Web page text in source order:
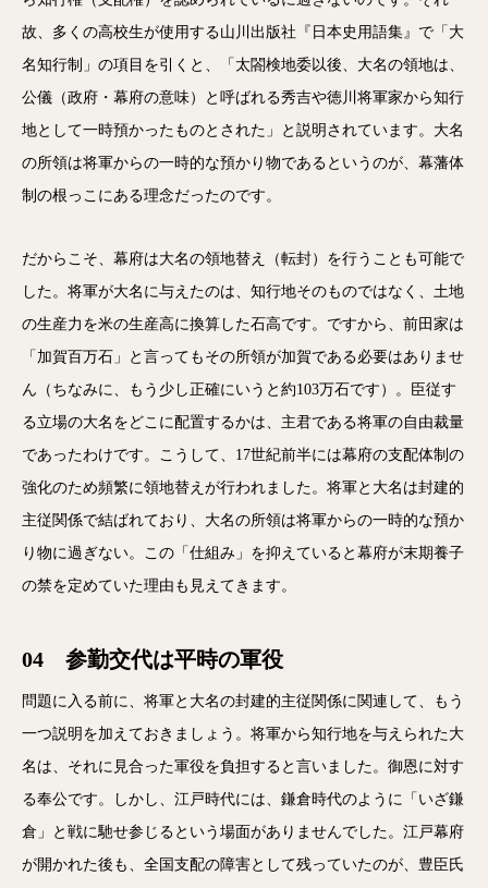
故、多くの高校生が使用する山川出版社『日本史用語集』で「大
名知行制」の項目を引くと、「太閤検地委以後、大名の領地は、
公儀（政府・幕府の意味）と呼ばれる秀吉や徳川将軍家から知行
地として一時預かったものとされた」と説明されています。大名
の所領は将軍からの一時的な預かり物であるというのが、幕藩体
制の根っこにある理念だったのです。
だからこそ、幕府は大名の領地替え（転封）を行うことも可能で
した。将軍が大名に与えたのは、知行地そのものではなく、土地
の生産力を米の生産高に換算した石高です。ですから、前田家は
「加賀百万石」と言ってもその所領が加賀である必要はありませ
ん（ちなみに、もう少し正確にいうと約103万石です）。臣従す
る立場の大名をどこに配置するかは、主君である将軍の自由裁量
であったわけです。こうして、17世紀前半には幕府の支配体制の
強化のため頻繁に領地替えが行われました。将軍と大名は封建的
主従関係で結ばれており、大名の所領は将軍からの一時的な預か
り物に過ぎない。この「仕組み」を抑えていると幕府が末期養子
の禁を定めていた理由も見えてきます。
04 参勤交代は平時の軍役
問題に入る前に、将軍と大名の封建的主従関係に関連して、もう
一つ説明を加えておきましょう。将軍から知行地を与えられた大
名は、それに見合った軍役を負担すると言いました。御恩に対す
る奉公です。しかし、江戸時代には、鎌倉時代のように「いざ鎌
倉」と戦に馳せ参じるという場面がありませんでした。江戸幕府
が開かれた後も、全国支配の障害として残っていたのが、豊臣氏